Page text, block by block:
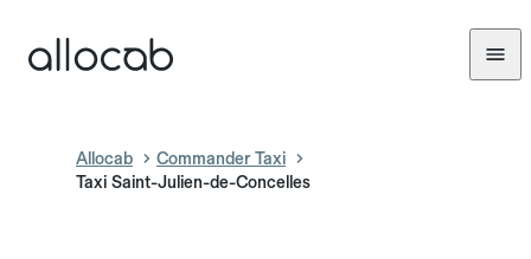
Allocab
Commander Taxi
Taxi Saint-Julien-de-Concelles